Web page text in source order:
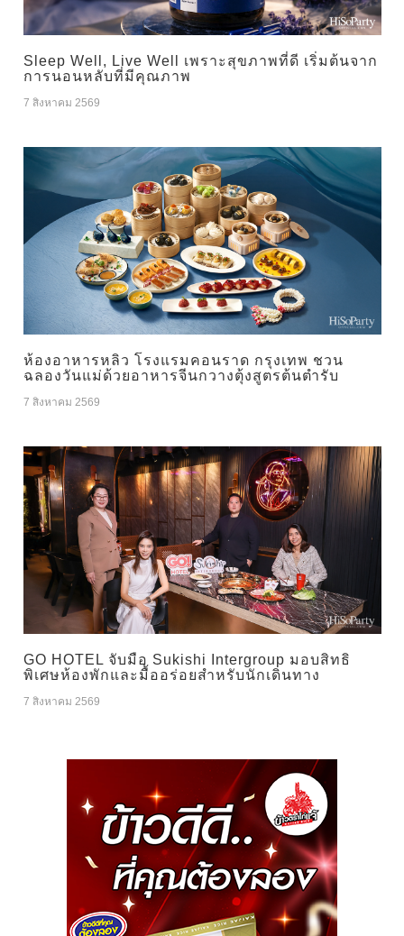
Sleep Well, Live Well เพราะสุขภาพที่ดี เริ่มต้นจาก
การนอนหลับที่มีคุณภาพ
7 สิงหาคม 2569
ห้องอาหารหลิว โรงแรมคอนราด กรุงเทพ ชวน
ฉลองวันแม่ด้วยอาหารจีนกวางตุ้งสูตรต้นตำรับ
7 สิงหาคม 2569
GO HOTEL จับมือ Sukishi Intergroup มอบสิทธิ
พิเศษห้องพักและมื้ออร่อยสำหรับนักเดินทาง
7 สิงหาคม 2569